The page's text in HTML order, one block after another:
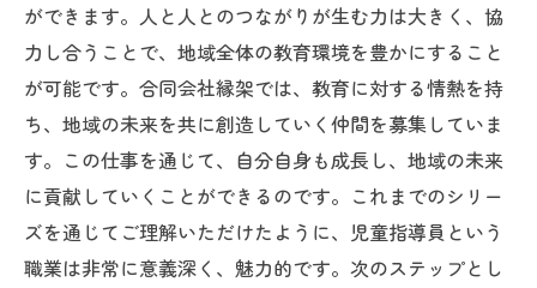
ができます。人と人とのつながりが生む力は大きく、協
力し合うことで、地域全体の教育環境を豊かにすること
が可能です。合同会社縁架では、教育に対する情熱を持
ち、地域の未来を共に創造していく仲間を募集していま
す。この仕事を通じて、自分自身も成長し、地域の未来
に貢献していくことができるのです。これまでのシリー
ズを通じてご理解いただけたように、児童指導員という
職業は非常に意義深く、魅力的です。次のステップとし